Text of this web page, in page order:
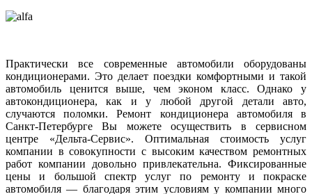
Практически все современные автомобили оборудованы
кондиционерами. Это делает поездки комфортными и такой
автомобиль ценится выше, чем эконом класс. Однако у
автокондиционера, как и у любой другой детали авто,
случаются поломки. Ремонт кондиционера автомобиля в
Санкт-Петербурге Вы можете осуществить в сервисном
центре «Дельта-Сервис». Оптимальная стоимость услуг
компании в совокупности с высоким качеством ремонтных
работ компании довольно привлекательна. Фиксированные
цены и большой спектр услуг по ремонту и покраске
автомобиля — благодаря этим условиям у компании много